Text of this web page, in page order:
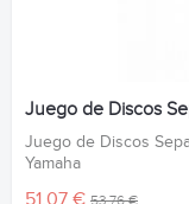
Juego de Discos
Juego de Discos
Yamaha
51,07 € 53,76 €